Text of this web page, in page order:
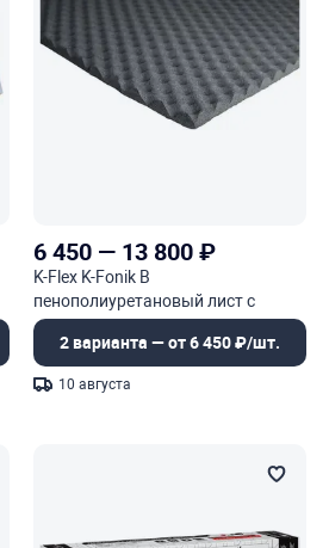
6 450 — 13 800₽
K-Flex K-Fonik B
пенополиуретановый лист с
рельефной поверхностью
(пластина)
2 варианта — от 6 450 ₽/шт.
10 августа